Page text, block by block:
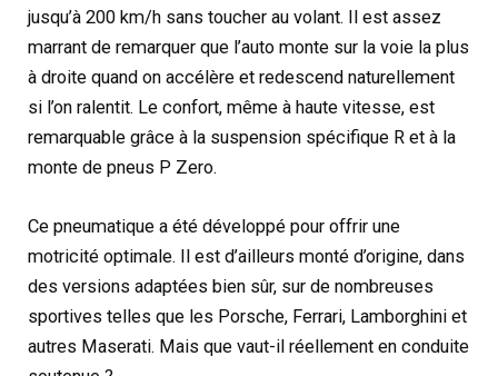
jusqu’à 200 km/h sans toucher au volant. Il est assez
marrant de remarquer que l’auto monte sur la voie la plus
à droite quand on accélère et redescend naturellement
si l’on ralentit. Le confort, même à haute vitesse, est
remarquable grâce à la suspension spécifique R et à la
monte de pneus P Zero.
Ce pneumatique a été développé pour offrir une
motricité optimale. Il est d’ailleurs monté d’origine, dans
des versions adaptées bien sûr, sur de nombreuses
sportives telles que les Porsche, Ferrari, Lamborghini et
autres Maserati. Mais que vaut-il réellement en conduite